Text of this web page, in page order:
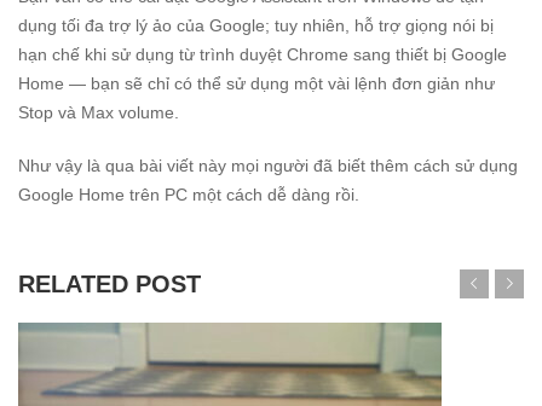
dụng tối đa trợ lý ảo của Google; tuy nhiên, hỗ trợ giọng nói bị
hạn chế khi sử dụng từ trình duyệt Chrome sang thiết bị Google
Home — bạn sẽ chỉ có thể sử dụng một vài lệnh đơn giản như
Stop và Max volume.
Như vậy là qua bài viết này mọi người đã biết thêm cách sử dụng
Google Home trên PC một cách dễ dàng rồi.
RELATED POST